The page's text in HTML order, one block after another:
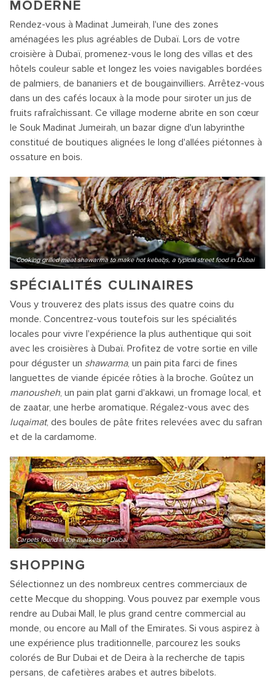
MODERNE
Rendez-vous à Madinat Jumeirah, l'une des zones
aménagées les plus agréables de Dubaï. Lors de votre
croisière à Dubaï, promenez-vous le long des villas et des
hôtels couleur sable et longez les voies navigables bordées
de palmiers, de bananiers et de bougainvilliers. Arrêtez-vous
dans un des cafés locaux à la mode pour siroter un jus de
fruits rafraîchissant. Ce village moderne abrite en son cœur
le Souk Madinat Jumeirah, un bazar digne d'un labyrinthe
constitué de boutiques alignées le long d'allées piétonnes à
ossature en bois.
Cooking grilled meat shawarma to make hot kebabs, a typical street food in Dubai
SPÉCIALITÉS CULINAIRES
Vous y trouverez des plats issus des quatre coins du
monde. Concentrez-vous toutefois sur les spécialités
locales pour vivre l'expérience la plus authentique qui soit
avec les croisières à Dubaï. Profitez de votre sortie en ville
pour déguster un shawarma, un pain pita farci de fines
languettes de viande épicée rôties à la broche. Goûtez un
manousheh, un pain plat garni d'akkawi, un fromage local, et
de zaatar, une herbe aromatique. Régalez-vous avec des
luqaimat, des boules de pâte frites relevées avec du safran
et de la cardamome.
Carpets found in the markets of Dubai
SHOPPING
Sélectionnez un des nombreux centres commerciaux de
cette Mecque du shopping. Vous pouvez par exemple vous
rendre au Dubai Mall, le plus grand centre commercial au
monde, ou encore au Mall of the Emirates. Si vous aspirez à
une expérience plus traditionnelle, parcourez les souks
colorés de Bur Dubai et de Deira à la recherche de tapis
persans, de cafetières arabes et autres bibelots.